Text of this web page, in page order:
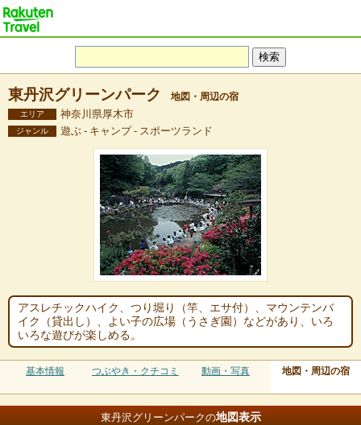
東丹沢グリーンパーク 地図・周辺の宿
エリア 神奈川県厚木市
ジャンル 遊ぶ - キャンプ - スポーツランド
アスレチックハイク、つり堀り（竿、エサ付）、マウンテンバ
イク（貸出し）、よい子の広場（うさぎ園）などがあり、いろ
いろな遊びが楽しめる。
基本情報 つぶやき・クチコミ 動画・写真 地図・周辺の宿
東丹沢グリーンパークの地図表示